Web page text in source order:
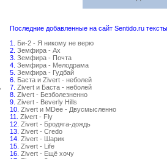
Последние добавленные на сайт Sentido.ru
1. Би-2 - Я никому не верю
2. Земфира - Ах
3. Земфира - Почта
4. Земфира - Мелодрама
5. Земфира - Гудбай
6. Баста и Zivert - неболей
7. Zivert и Баста - неболей
8. Zivert - Безболезненно
9. Zivert - Beverly Hills
10. Zivert и MDee - Двусмысленно
11. Zivert - Fly
12. Zivert - Бродяга-дождь
13. Zivert - Credo
14. Zivert - Шарик
15. Zivert - Life
16. Zivert - Ещё хочу